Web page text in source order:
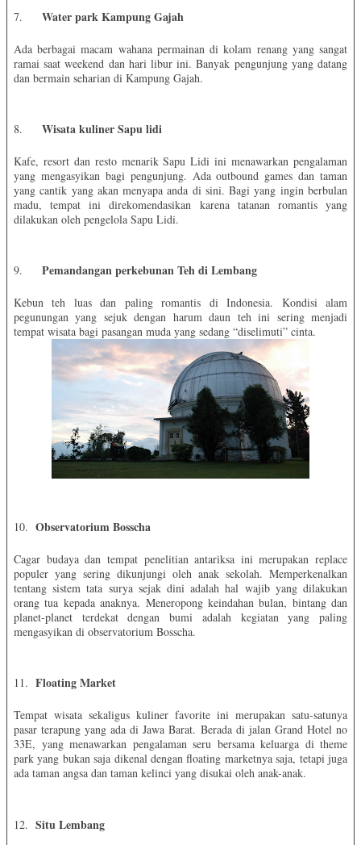
7. Water park Kampung Gajah
Ada berbagai macam wahana permainan di kolam renang yang sangat
ramai saat weekend dan hari libur ini. Banyak pengunjung yang datang
dan bermain seharian di Kampung Gajah.
8. Wisata kuliner Sapu lidi
Kafe, resort dan resto menarik Sapu Lidi ini menawarkan pengalaman
yang mengasyikan bagi pengunjung. Ada outbound games dan taman
yang cantik yang akan menyapa anda di sini. Bagi yang ingin berbulan
madu, tempat ini direkomendasikan karena tatanan romantis yang
dilakukan oleh pengelola Sapu Lidi.
9. Pemandangan perkebunan Teh di Lembang
Kebun teh luas dan paling romantis di Indonesia. Kondisi alam
pegunungan yang sejuk dengan harum daun teh ini sering menjadi
tempat wisata bagi pasangan muda yang sedang “diselimuti” cinta.
10. Observatorium Bosscha
Cagar budaya dan tempat penelitian antariksa ini merupakan replace
populer yang sering dikunjungi oleh anak sekolah. Memperkenalkan
tentang sistem tata surya sejak dini adalah hal wajib yang dilakukan
orang tua kepada anaknya. Meneropong keindahan bulan, bintang dan
planet-planet terdekat dengan bumi adalah kegiatan yang paling
mengasyikan di observatorium Bosscha.
11. Floating Market
Tempat wisata sekaligus kuliner favorite ini merupakan satu-satunya
pasar terapung yang ada di Jawa Barat. Berada di jalan Grand Hotel no
33E, yang menawarkan pengalaman seru bersama keluarga di theme
park yang bukan saja dikenal dengan floating marketnya saja, tetapi juga
ada taman angsa dan taman kelinci yang disukai oleh anak-anak.
12. Situ Lembang